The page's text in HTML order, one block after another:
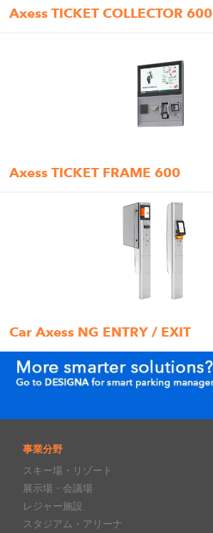
Axess TICKET COLLECTOR 600
Axess TICKET FRAME 600
Car Axess NG ENTRY / EXIT
事業分野
スキー場・リゾート
展示場・会議場
レジャー施設
スタジアム・アリーナ